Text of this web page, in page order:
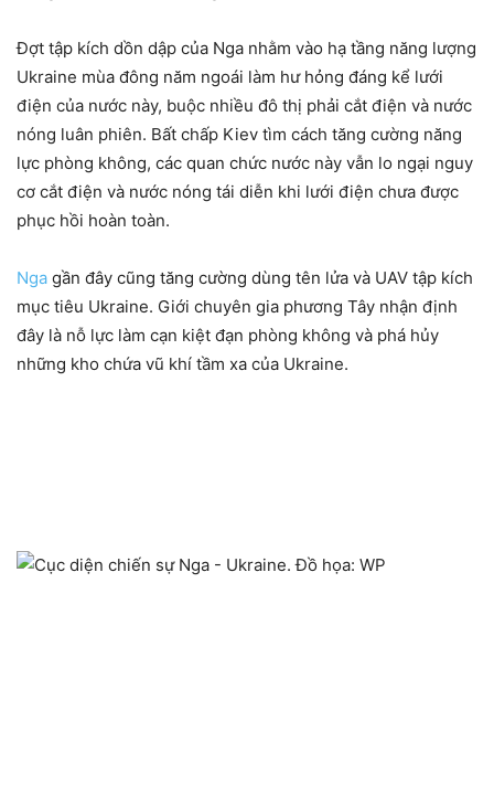
Đợt tập kích dồn dập của Nga nhằm vào hạ tầng năng lượng
Ukraine mùa đông năm ngoái làm hư hỏng đáng kể lưới
điện của nước này, buộc nhiều đô thị phải cắt điện và nước
nóng luân phiên. Bất chấp Kiev tìm cách tăng cường năng
lực phòng không, các quan chức nước này vẫn lo ngại nguy
cơ cắt điện và nước nóng tái diễn khi lưới điện chưa được
phục hồi hoàn toàn.
Nga gần đây cũng tăng cường dùng tên lửa và UAV tập kích
mục tiêu Ukraine. Giới chuyên gia phương Tây nhận định
đây là nỗ lực làm cạn kiệt đạn phòng không và phá hủy
những kho chứa vũ khí tầm xa của Ukraine.